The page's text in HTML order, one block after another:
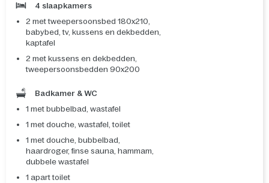
4 slaapkamers
2 met tweepersoonsbed 180x210,
babybed, tv, kussens en dekbedden,
kaptafel
2 met kussens en dekbedden,
tweepersoonsbedden 90x200
Badkamer & WC
1 met bubbelbad, wastafel
1 met douche, wastafel, toilet
1 met douche, bubbelbad,
haardroger, finse sauna, hammam,
dubbele wastafel
1 apart toilet